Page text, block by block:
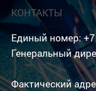
КОНТАКТЫ
Единый номер:
Генеральный
Фактический